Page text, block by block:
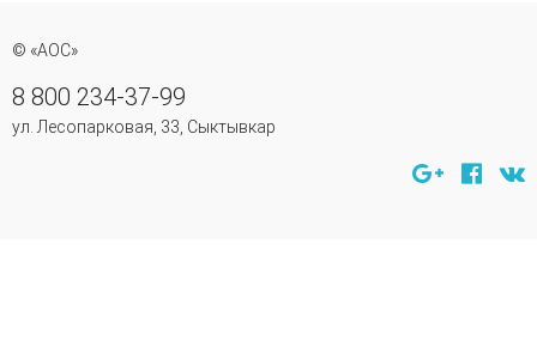
© «АОС»
8 800 234-37-99
ул. Лесопарковая, 33, Сыктывкар